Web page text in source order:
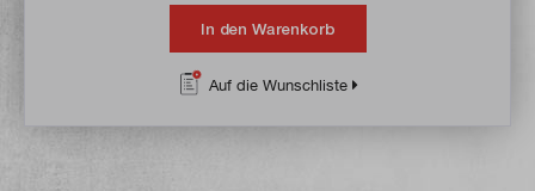
In den Warenkorb
Auf die Wunschliste